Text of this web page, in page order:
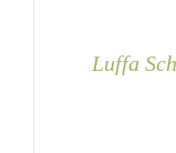
Luffa